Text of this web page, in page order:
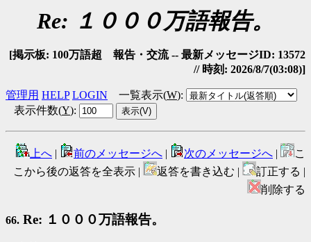
Re: １０００万語報告。
[掲示板: 100万語超 報告・交流 -- 最新メッセージID: 13572
// 時刻: 2026/8/7(03:08)]
管理用 HELP LOGIN 一覧表示(W):
表示件数(Y):
上へ | 前のメッセージへ | 次のメッセージへ |
こ
こから後の返答を全表示 |
返答を書き込む |
訂正する |
削除する
66. Re: １０００万語報告。